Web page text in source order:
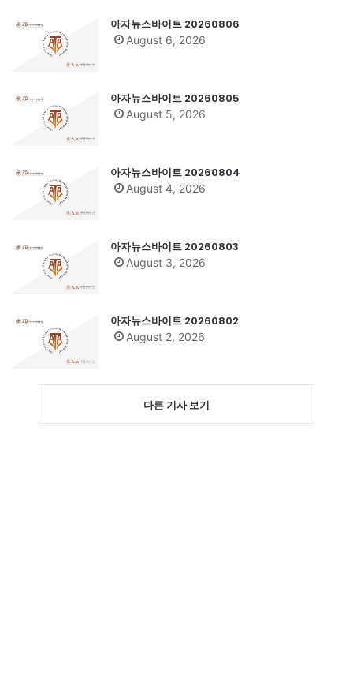
아자뉴스바이트 20260806
August 6, 2026
아자뉴스바이트 20260805
August 5, 2026
아자뉴스바이트 20260804
August 4, 2026
아자뉴스바이트 20260803
August 3, 2026
아자뉴스바이트 20260802
August 2, 2026
다른 기사 보기